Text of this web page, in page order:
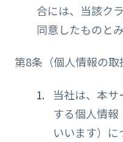
合には、当該ク
同意したものと
第8条（個人情報の取
当社は、本
する個人情
いいます）